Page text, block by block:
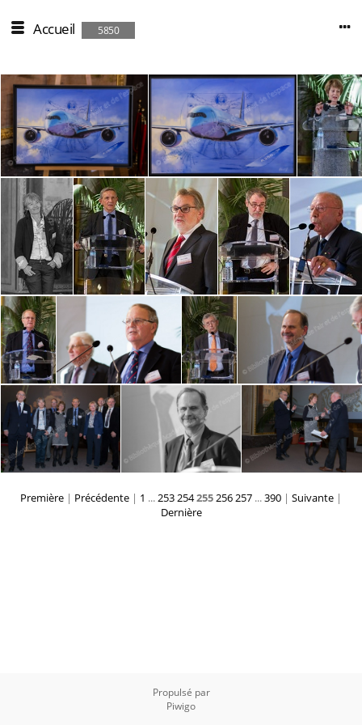
Accueil 5850
Première | Précédente | 1 ...253254255256257 ...390 | Suivante |
Dernière
Propulsé par
Piwigo